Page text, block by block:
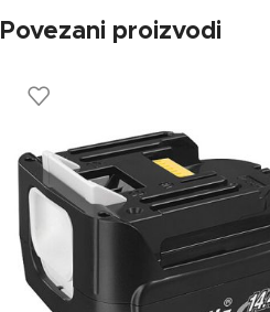
Povezani proizvodi